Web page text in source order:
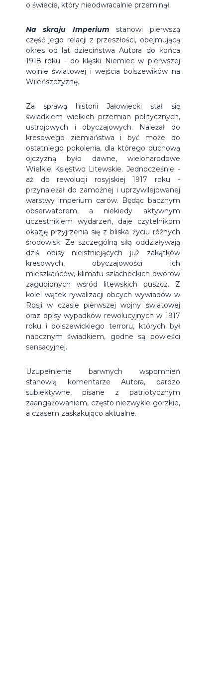
o świecie, który nieodwracalnie przeminął.
Na skraju Imperium
stanowi pierwszą
część jego relacji z przeszłości, obejmującą
okres od lat dzieciństwa Autora do końca
1918 roku - do klęski Niemiec w pierwszej
wojnie światowej i wejścia bolszewików na
Wileńszczyznę.
Za sprawą historii Jałowiecki stał się
świadkiem wielkich przemian politycznych,
ustrojowych i obyczajowych. Należał do
kresowego ziemiaństwa i być może do
ostatniego pokolenia, dla którego duchową
ojczyzną było dawne, wielonarodowe
Wielkie Księstwo Litewskie. Jednocześnie -
aż do rewolucji rosyjskiej 1917 roku -
przynależał do zamożnej i uprzywilejowanej
warstwy imperium carów. Będąc bacznym
obserwatorem, a niekiedy aktywnym
uczestnikiem wydarzeń, daje czytelnikom
okazję przyjrzenia się z bliska życiu różnych
środowisk. Ze szczególną siłą oddziaływają
dziś opisy nieistniejących już zakątków
kresowych, obyczajowości ich
mieszkańców, klimatu szlacheckich dworów
zagubionych wśród litewskich puszcz. Z
kolei wątek rywalizacji obcych wywiadów w
Rosji w czasie pierwszej wojny światowej
oraz opisy wypadków rewolucyjnych w 1917
roku i bolszewickiego terroru, których był
naocznym świadkiem, godne są powieści
sensacyjnej.
Uzupełnienie barwnych wspomnień
stanowią komentarze Autora, bardzo
subiektywne, pisane z patriotycznym
zaangażowaniem, często niezwykle gorzkie,
a czasem zaskakująco aktualne.